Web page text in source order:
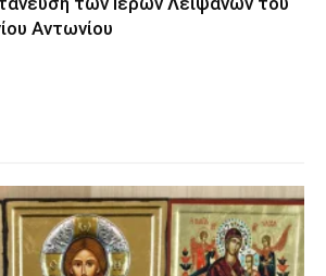
Αντωνίου